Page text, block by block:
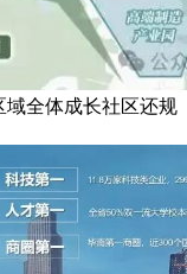
域全体成长社区还规